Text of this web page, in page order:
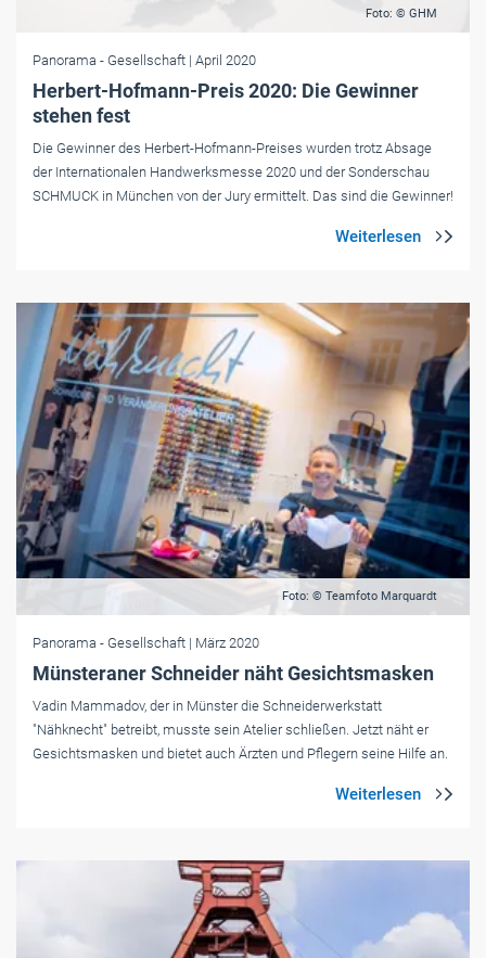
Foto: © GHM
Panorama - Gesellschaft | April 2020
Herbert-Hofmann-Preis 2020: Die Gewinner
stehen fest
Die Gewinner des Herbert-Hofmann-Preises wurden trotz Absage
der Internationalen Handwerksmesse 2020 und der Sonderschau
SCHMUCK in München von der Jury ermittelt. Das sind die Gewinner!
Foto: © Teamfoto Marquardt
Panorama - Gesellschaft | März 2020
Münsteraner Schneider näht Gesichtsmasken
Vadin Mammadov, der in Münster die Schneiderwerkstatt
"Nähknecht" betreibt, musste sein Atelier schließen. Jetzt näht er
Gesichtsmasken und bietet auch Ärzten und Pflegern seine Hilfe an.